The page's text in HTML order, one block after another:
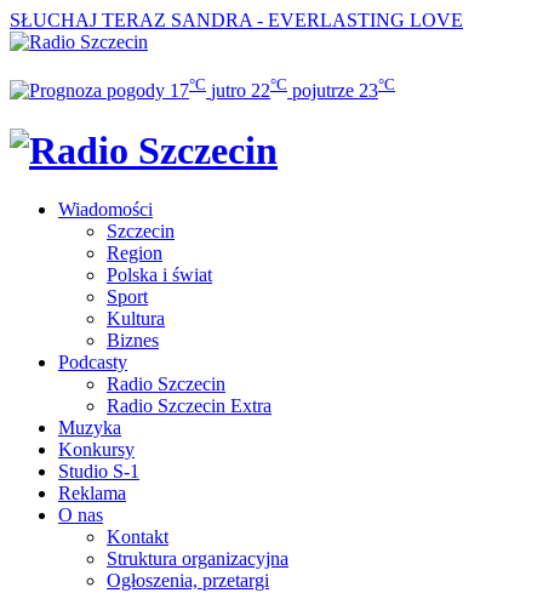
SŁUCHAJ TERAZ SANDRA - EVERLASTING LOVE
17°C jutro 22°C pojutrze 23°C
Wiadomości
Szczecin
Region
Polska i świat
Sport
Kultura
Biznes
Podcasty
Radio Szczecin
Radio Szczecin Extra
Muzyka
Konkursy
Studio S-1
Reklama
O nas
Kontakt
Struktura organizacyjna
Ogłoszenia, przetargi